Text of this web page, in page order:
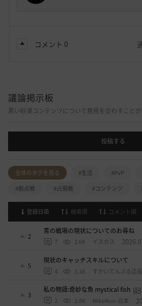
コメント 0
議論掲示板
黒い砂漠コンテンツについて意見を交わすことが
投稿する
全体のタグを見る #生活 #PvP
#拠点戦
#占領戦 #コンテンツ
登録日順 検索順 コメント順
2
青の戦場の現状についてのお尋ね
7 2.6K イスカス
5
現状のキャッチスキルについて
4 3.1K すかいてんぷる店
3
私の物語:奇妙な魚 mystical fish
2 2.8K MikoKun-日本